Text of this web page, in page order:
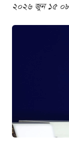
২০২৬ জুন ১৫